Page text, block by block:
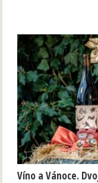
Víno a Vánoce.